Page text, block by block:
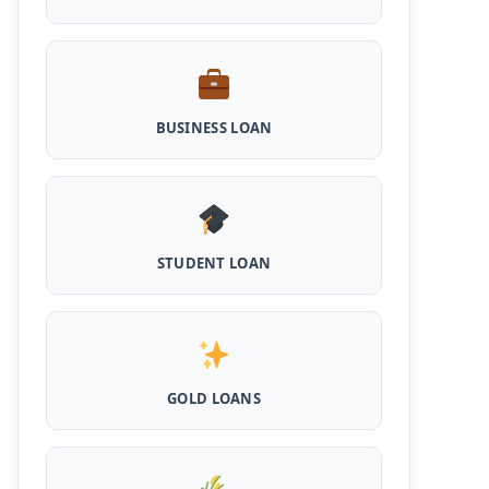
मिलता है 5 लाख का लोन, 5 साल नहीं लगता ब्याज
Shilpi Samridhi Loan Scheme: इस सरकारी
योजना से गरीबों को मिलता है 50 हजार से 5 लाख तक का
Cattle and Murrah Development Yojana:
दुधारू पशु के लिए प्रोत्साहन राशि योजना शुरू, अब भैस
खरीदने के लिए मिलेंगे 40000
महिलाओं को बिना गारंटी और बिना ब्याज के मिलेगा ₹3 लाख
लिए ऐसे ले सकते है 5 लाख तक का सरकारी लोन, मिलेगी
BUSINESS LOAN
STUDENT LOAN
GOLD LOANS